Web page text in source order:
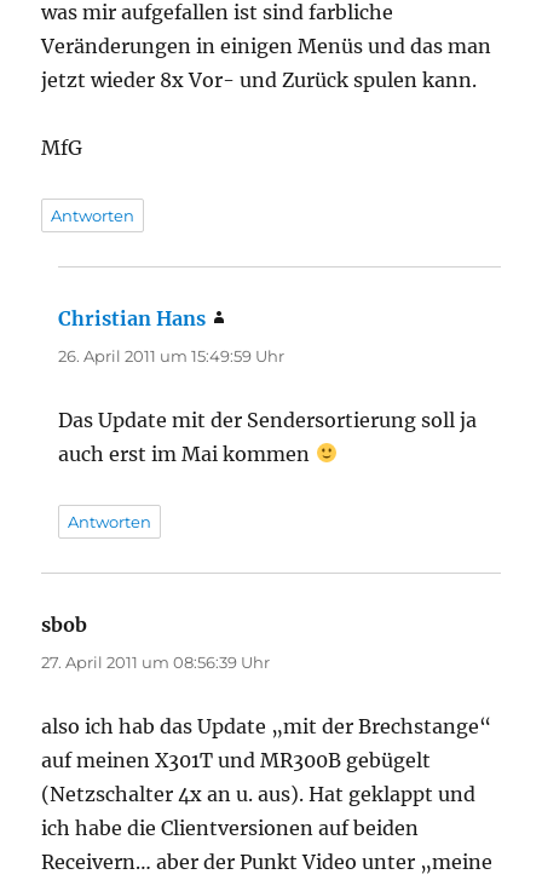
was mir aufgefallen ist sind farbliche
Veränderungen in einigen Menüs und das man
jetzt wieder 8x Vor- und Zurück spulen kann.
MfG
Antworten
Christian Hans
26. April 2011 um 15:49:59 Uhr
Das Update mit der Sendersortierung soll ja
auch erst im Mai kommen
Antworten
sbob
27. April 2011 um 08:56:39 Uhr
also ich hab das Update „mit der Brechstange“
auf meinen X301T und MR300B gebügelt
(Netzschalter 4x an u. aus). Hat geklappt und
ich habe die Clientversionen auf beiden
Receivern… aber der Punkt Video unter „meine